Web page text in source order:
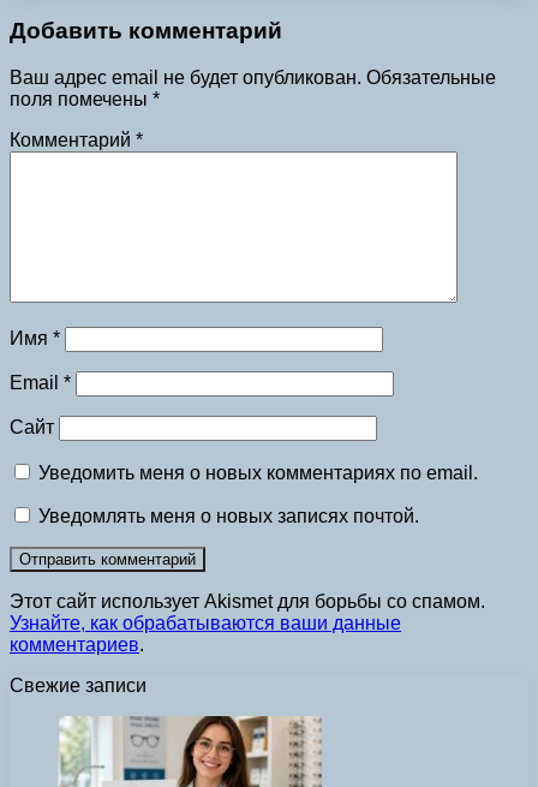
Добавить комментарий
Ваш адрес email не будет опубликован. Обязательные
поля помечены *
Комментарий *
Имя *
Email *
Сайт
Уведомить меня о новых комментариях по email.
Уведомлять меня о новых записях почтой.
Этот сайт использует Akismet для борьбы со спамом.
Узнайте, как обрабатываются ваши данные
комментариев.
Свежие записи